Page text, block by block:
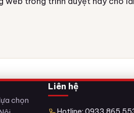
chọn
Liên hệ
Hotline: 0933 865